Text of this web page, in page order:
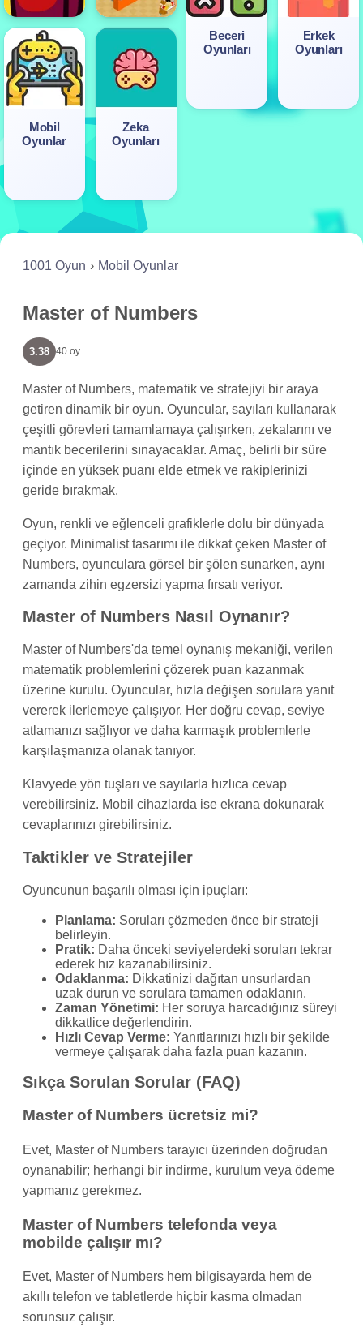
Beceri
Oyunları
Erkek
Oyunları
Mobil
Oyunlar
Zeka
Oyunları
1001 Oyun Mobil Oyunlar
Master of Numbers
3.38 40 oy
Master of Numbers, matematik ve stratejiyi bir araya
getiren dinamik bir oyun. Oyuncular, sayıları kullanarak
çeşitli görevleri tamamlamaya çalışırken, zekalarını ve
mantık becerilerini sınayacaklar. Amaç, belirli bir süre
içinde en yüksek puanı elde etmek ve rakiplerinizi
geride bırakmak.
Oyun, renkli ve eğlenceli grafiklerle dolu bir dünyada
geçiyor. Minimalist tasarımı ile dikkat çeken Master of
Numbers, oyunculara görsel bir şölen sunarken, aynı
zamanda zihin egzersizi yapma fırsatı veriyor.
Master of Numbers Nasıl Oynanır?
Master of Numbers'da temel oynanış mekaniği, verilen
matematik problemlerini çözerek puan kazanmak
üzerine kurulu. Oyuncular, hızla değişen sorulara yanıt
vererek ilerlemeye çalışıyor. Her doğru cevap, seviye
atlamanızı sağlıyor ve daha karmaşık problemlerle
karşılaşmanıza olanak tanıyor.
Klavyede yön tuşları ve sayılarla hızlıca cevap
verebilirsiniz. Mobil cihazlarda ise ekrana dokunarak
cevaplarınızı girebilirsiniz.
Taktikler ve Stratejiler
Oyuncunun başarılı olması için ipuçları:
Planlama: Soruları çözmeden önce bir strateji
belirleyin.
Pratik: Daha önceki seviyelerdeki soruları tekrar
ederek hız kazanabilirsiniz.
Odaklanma: Dikkatinizi dağıtan unsurlardan
uzak durun ve sorulara tamamen odaklanın.
Zaman Yönetimi: Her soruya harcadığınız süreyi
dikkatlice değerlendirin.
Hızlı Cevap Verme: Yanıtlarınızı hızlı bir şekilde
vermeye çalışarak daha fazla puan kazanın.
Sıkça Sorulan Sorular (FAQ)
Master of Numbers ücretsiz mi?
Evet, Master of Numbers tarayıcı üzerinden doğrudan
oynanabilir; herhangi bir indirme, kurulum veya ödeme
yapmanız gerekmez.
Master of Numbers telefonda veya
mobilde çalışır mı?
Evet, Master of Numbers hem bilgisayarda hem de
akıllı telefon ve tabletlerde hiçbir kasma olmadan
sorunsuz çalışır.